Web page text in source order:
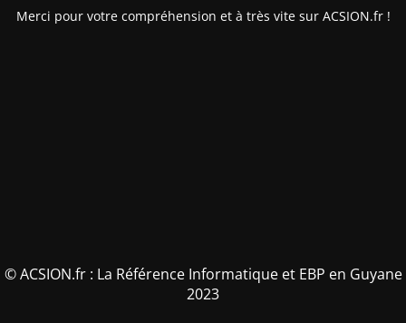
Merci pour votre compréhension et à très vite sur ACSION.fr !
© ACSION.fr : La Référence Informatique et EBP en Guyane
2023